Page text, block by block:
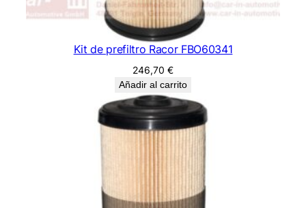
Kit de prefiltro Racor FBO60341
246,70 €
Añadir al carrito